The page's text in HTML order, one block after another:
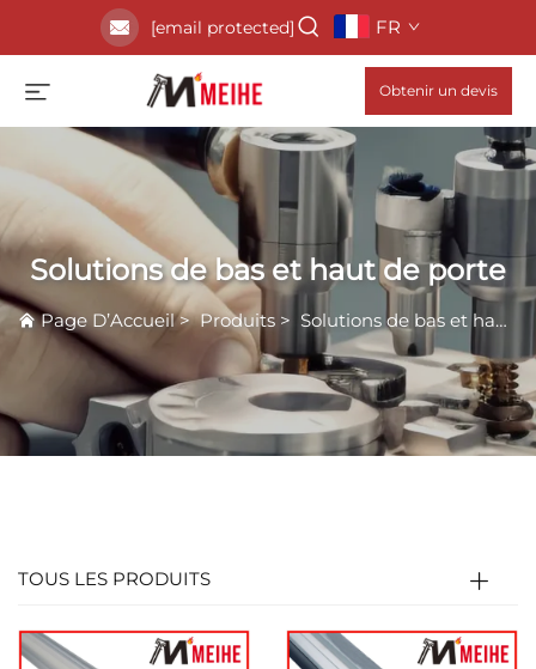
[email protected] FR
Obtenir un devis
Solutions de bas et haut de porte
Page D’Accueil>Produits > Solutions de bas et haut de porte
TOUS LES PRODUITS